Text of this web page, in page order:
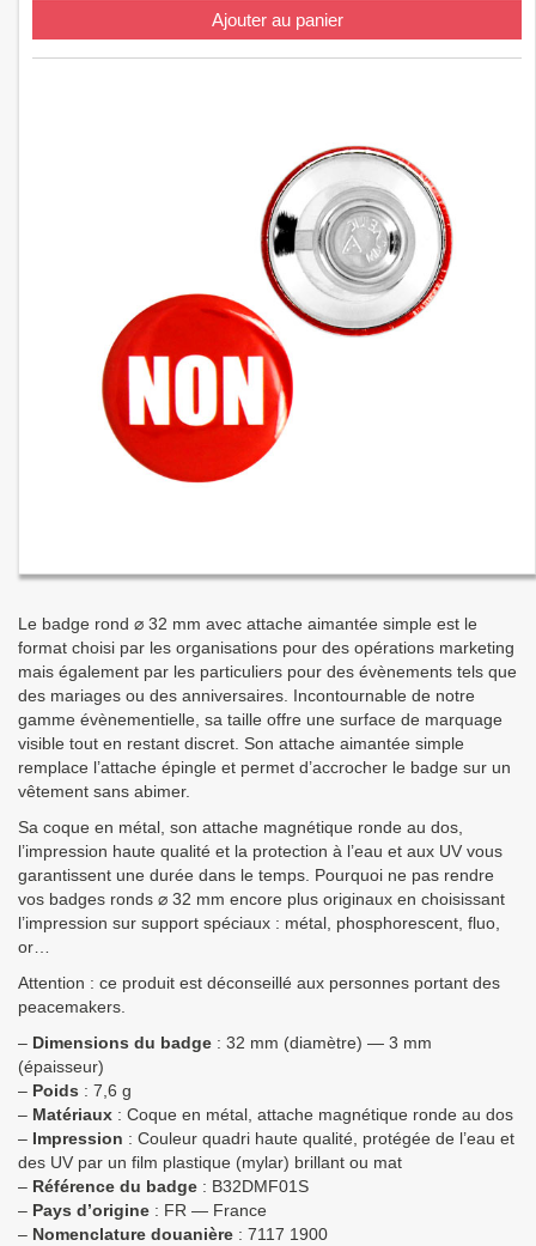
Ajouter au panier
Le badge rond ⌀ 32 mm avec attache aimantée simple est le
format choisi par les organisations pour des opérations marketing
mais également par les particuliers pour des évènements tels que
des mariages ou des anniversaires. Incontournable de notre
gamme évènementielle, sa taille offre une surface de marquage
visible tout en restant discret. Son attache aimantée simple
remplace l’attache épingle et permet d’accrocher le badge sur un
vêtement sans abimer.
Sa coque en métal, son attache magnétique ronde au dos,
l’impression haute qualité et la protection à l’eau et aux UV vous
garantissent une durée dans le temps. Pourquoi ne pas rendre
vos badges ronds ⌀ 32 mm encore plus originaux en choisissant
l’impression sur support spéciaux : métal, phosphorescent, fluo,
or…
Attention : ce produit est déconseillé aux personnes portant des
peacemakers.
– Dimensions du badge : 32 mm (diamètre) — 3 mm
(épaisseur)
– Poids : 7,6 g
– Matériaux : Coque en métal, attache magnétique ronde au dos
– Impression : Couleur quadri haute qualité, protégée de l’eau et
des UV par un film plastique (mylar) brillant ou mat
– Référence du badge : B32DMF01S
– Pays d’origine : FR — France
– Nomenclature douanière : 7117 1900